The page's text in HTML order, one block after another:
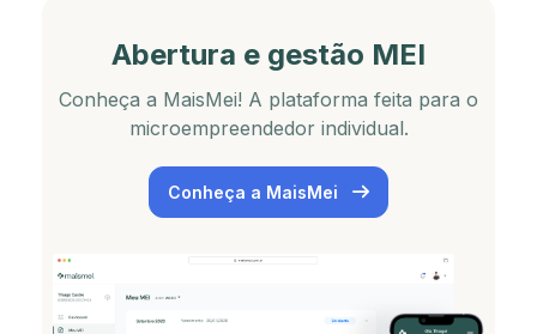
Abertura e gestão MEI
Conheça a MaisMei! A plataforma feita para o
microempreendedor individual.
Conheça a MaisMei